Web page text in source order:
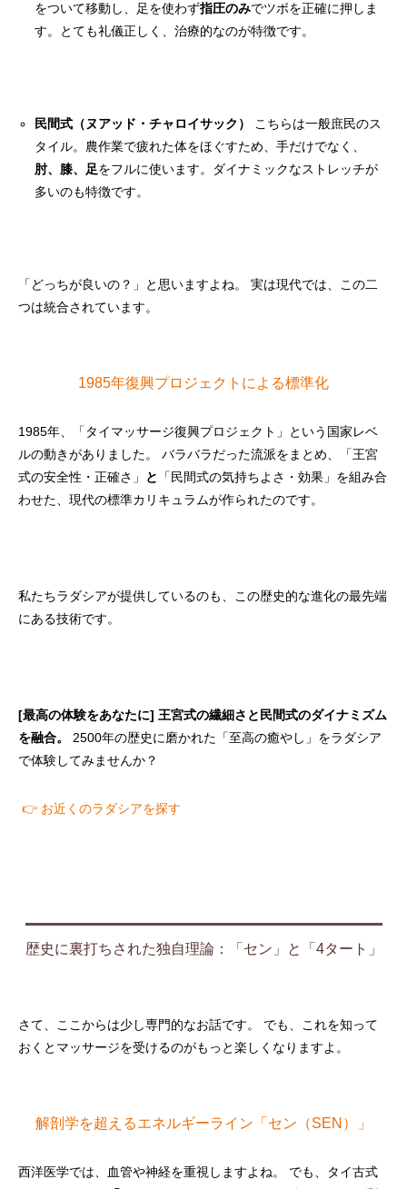
をついて移動し、足を使わず指圧のみでツボを正確に押しま
す。とても礼儀正しく、治療的なのが特徴です。
民間式（ヌアッド・チャロイサック）
こちらは一般庶民のス
タイル。農作業で疲れた体をほぐすため、手だけでなく、
肘、膝、足をフルに使います。ダイナミックなストレッチが
多いのも特徴です。
「どっちが良いの？」と思いますよね。 実は現代では、この二
つは統合されています。
1985年復興プロジェクトによる標準化
1985年、「タイマッサージ復興プロジェクト」という国家レベ
ルの動きがありました。 バラバラだった流派をまとめ、「王宮
式の安全性・正確さ」
と
「民間式の気持ちよさ・効果」を組み合
わせた、現代の標準カリキュラムが作られたのです。
私たちラダシアが提供しているのも、この歴史的な進化の最先端
にある技術です。
[最高の体験をあなたに] 王宮式の繊細さと民間式のダイナミズム
を融合。
2500年の歴史に磨かれた「至高の癒やし」をラダシア
で体験してみませんか？
👉 お近くのラダシアを探す
歴史に裏打ちされた独自理論：「セン」と「4タート」
さて、ここからは少し専門的なお話です。 でも、これを知って
おくとマッサージを受けるのがもっと楽しくなりますよ。
解剖学を超えるエネルギーライン「セン（SEN）」
西洋医学では、血管や神経を重視しますよね。 でも、タイ古式